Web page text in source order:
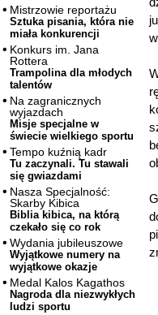
Mistrzowie reportażu
Sztuka pisania, która nie
miała konkurencji
Konkurs im. Jana
Rottera
Trampolina dla młodych
talentów
Na zagranicznych
wyjazdach
Misje specjalne w
świecie wielkiego sportu
Tempo kuźnią kadr
Tu zaczynali. Tu stawali
się gwiazdami
Nasza Specjalność:
Skarby Kibica
Biblia kibica, na którą
czekało się co rok
Wydania jubileuszowe
Wyjątkowe numery na
wyjątkowe okazje
Medal Kalos Kagathos
Nagroda dla niezwykłych
ludzi sportu